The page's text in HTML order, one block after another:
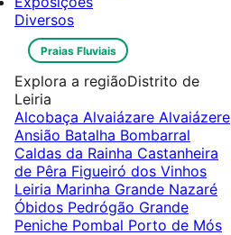
Diversos
Praias Fluviais
Explora a regiãoDistrito de
Leiria
Alcobaça Alvaiázare Alvaiázere
Ansião Batalha Bombarral
Caldas da Rainha Castanheira
de Pêra Figueiró dos Vinhos
Leiria Marinha Grande Nazaré
Óbidos Pedrógão Grande
Peniche Pombal Porto de Mós